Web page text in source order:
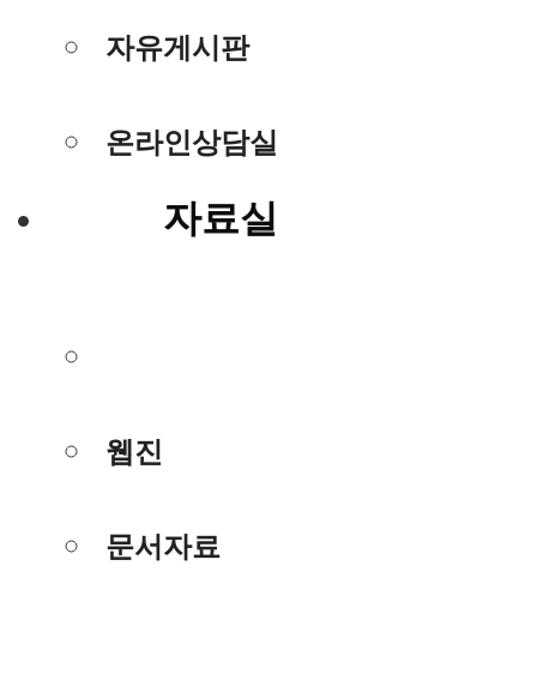
자유게시판
온라인상담실
자료실
웹진
문서자료